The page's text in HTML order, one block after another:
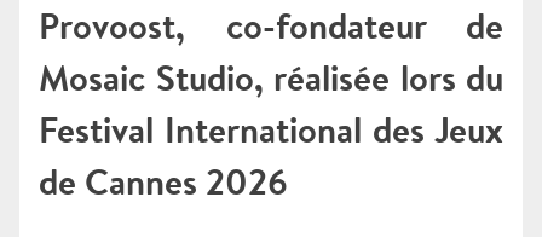
Provoost, co-fondateur de
Mosaic Studio, réalisée lors du
Festival International des Jeux
de Cannes 2026